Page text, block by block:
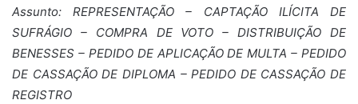
Assunto: REPRESENTAÇÃO – CAPTAÇÃO ILÍCITA DE
SUFRÁGIO – COMPRA DE VOTO – DISTRIBUIÇÃO DE
BENESSES – PEDIDO DE APLICAÇÃO DE MULTA – PEDIDO
DE CASSAÇÃO DE DIPLOMA – PEDIDO DE CASSAÇÃO DE
REGISTRO